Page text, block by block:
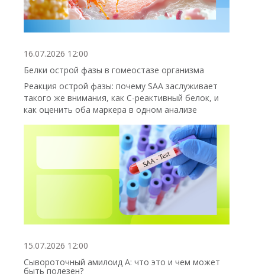
16.07.2026 12:00
Белки острой фазы в гомеостазе организма
Реакция острой фазы: почему SAA заслуживает
такого же внимания, как С-реактивный белок, и
как оценить оба маркера в одном анализе
15.07.2026 12:00
Сывороточный амилоид А: что это и чем может
быть полезен?